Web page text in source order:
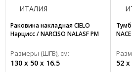
ИТАЛИЯ
Раковина накладная CIELO
Нарцисс / NARCISO NALASF PM
Размеры (ШГВ), см:
130 x 50 x 16.5
52 x